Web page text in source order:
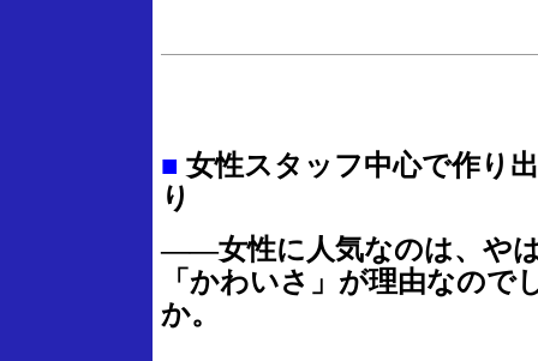
■ 女性スタッフ中心で作り
り
――女性に人気なのは、や
「かわいさ」が理由なので
か。